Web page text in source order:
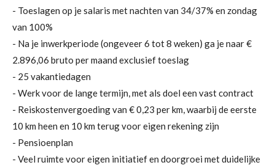
- Toeslagen op je salaris met nachten van 34/37% en zondag
van 100%
- Na je inwerkperiode (ongeveer 6 tot 8 weken) ga je naar €
2.896,06 bruto per maand exclusief toeslag
- 25 vakantiedagen
- Werk voor de lange termijn, met als doel een vast contract
- Reiskostenvergoeding van € 0,23 per km, waarbij de eerste
10 km heen en 10 km terug voor eigen rekening zijn
- Pensioenplan
- Veel ruimte voor eigen initiatief en doorgroei met duidelijke